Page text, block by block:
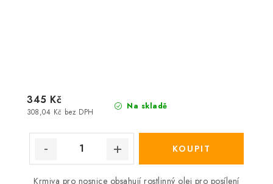
Na skladě
308,04 Kč bez DPH
345 Kč
Krmiva pro nosnice obsahují rostlinný olej pro posílení